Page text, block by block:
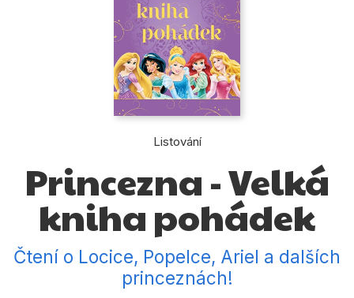
Tipy redakce
Beletrie pro děti
Beletrie pro dospělé
Dárkové publikace
Dárkové zboží
Hobby
Jazyky
Kalendáře
Listování
Princezna - Velká
kniha pohádek
Čtení o Locice, Popelce, Ariel a dalších
princeznách!